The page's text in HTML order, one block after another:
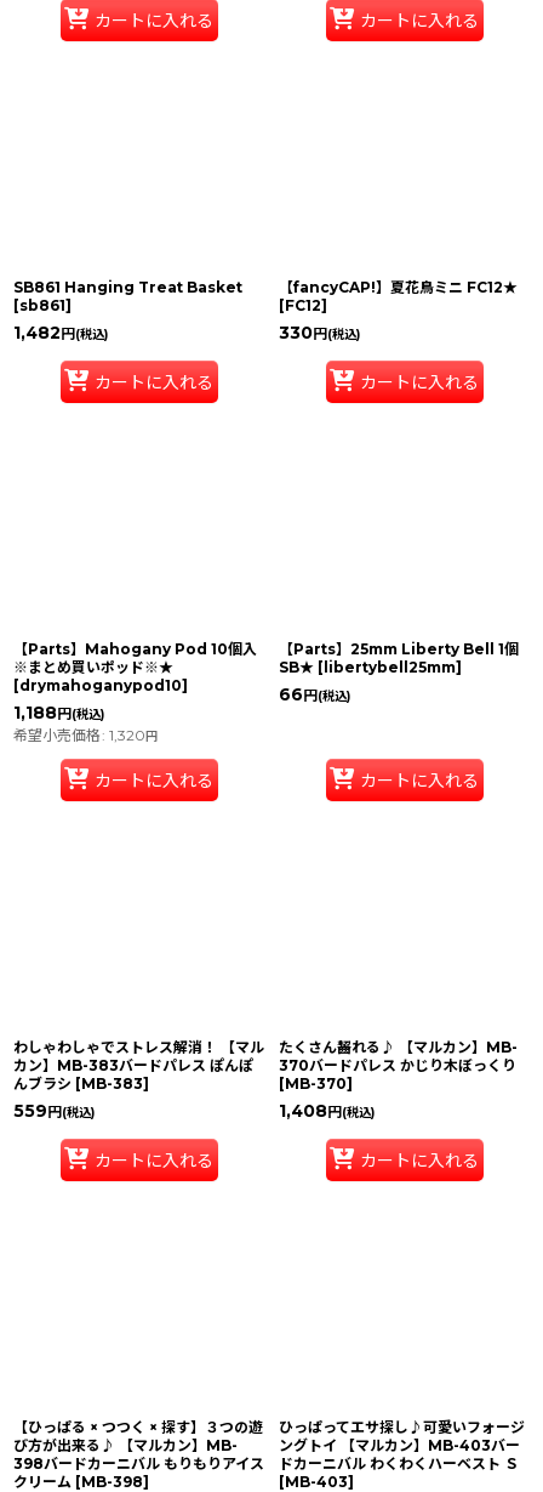
カートに入れる カートに入れる
SB861 Hanging Treat Basket
[sb861]
1,482円(税込)
カートに入れる
【fancyCAP!】夏花鳥ミニ FC12★
[FC12]
330円(税込)
カートに入れる
【Parts】Mahogany Pod 10個入
※まとめ買いポッド※★
[drymahoganypod10]
1,188円(税込)
希望小売価格: 1,320円
カートに入れる
【Parts】25mm Liberty Bell 1個
SB★ [ libertybell25mm]
66円(税込)
カートに入れる
わしゃわしゃでストレス解消！ 【マル
カン】MB-383バードパレス ぽんぽ
んブラシ [MB-383]
559円(税込)
カートに入れる
たくさん齧れる♪ 【マルカン】MB-
370バードパレス かじり木ぼっくり
[MB-370]
1,408円(税込)
カートに入れる
【ひっぱる × つつく × 探す】３つの遊
び方が出来る♪ 【マルカン】MB-
398バードカーニバル もりもりアイス
クリーム [MB-398]
ひっぱってエサ探し♪可愛いフォージ
ングトイ 【マルカン】MB-403バー
ドカーニバル わくわくハーベスト Ｓ
[MB-403]